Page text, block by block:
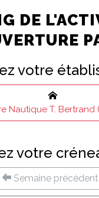
DE
votre
Nautique T. Bertrand
votre
Semaine